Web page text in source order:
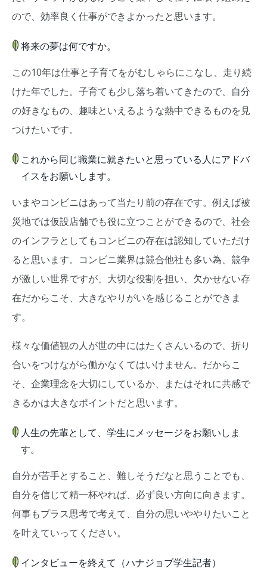
ので、効率良く仕事ができよかったと思います。
将来の夢は何ですか。
この10年は仕事と子育てをがむしゃらにこなし、走り続
けた年でした。子育ても少し落ち着いてきたので、自分
の好きなもの、趣味といえるような熱中できるものを見
つけたいです。
これから同じ職業に就きたいと思っている人にアドバ
イスをお願いします。
いまやコンビニはあって当たり前の存在です。例えば被
災地では仮設店舗でも役に立つことができるので、社会
のインフラとしてもコンビニの存在は認知していただけ
ると思います。コンビニ業界は競合他社も多い為、競争
が激しい世界ですが、大切な役割を担い、欠かせない存
在だからこそ、大きなやりがいを感じることができま
す。
様々な価値観の人が世の中にはたくさんいるので、折り
合いをつけながら働かなくてはいけません。だからこ
そ、企業理念を大切にしているか、またはそれに共感で
きるかは大きなポイントだと思います。
人生の先輩として、学生にメッセージをお願いしま
す。
自分が苦手とすること、難しそうだなと思うことでも、
自分を信じて精一杯やれば、必ず良い方向に向きます。
何事もプラス思考で考えて、自分の思いややりたいこと
を叶えていってください。
インタビューを終えて（ハナジョブ学生記者）